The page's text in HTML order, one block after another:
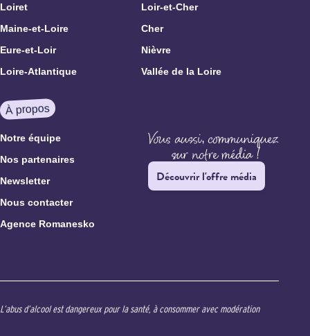
Loiret
Loir-et-Cher
Maine-et-Loire
Cher
Eure-et-Loir
Nièvre
Loire-Atlantique
Vallée de la Loire
À propos
Notre équipe
Nos partenaires
Newsletter
Nous contacter
Agence Romanesko
Découvrir l'offre média
L’abus d’alcool est dangereux pour la santé, à consommer avec modération